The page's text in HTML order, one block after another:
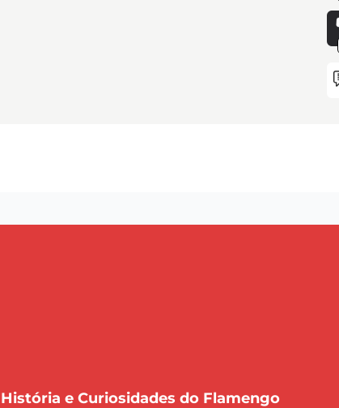
História e Curiosidades do Flamengo